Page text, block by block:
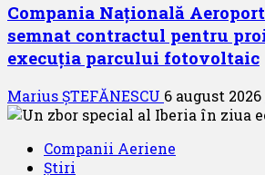
Compania Națională
semnat contractul pentru
execuția parcului fotovoltaic
Marius ȘTEFĂNESCU 6 august 2026
Companii Aeriene
Știri